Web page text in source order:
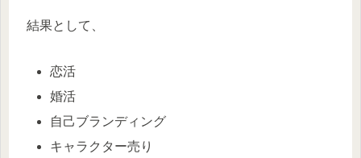
結果として、
恋活
婚活
自己ブランディング
キャラクター売り